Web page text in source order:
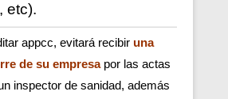
etc).
appcc, evitará recibir una
de su empresa por las actas
inspector de sanidad, además